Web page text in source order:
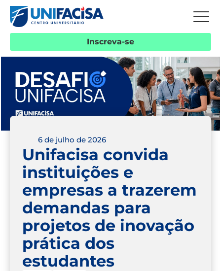
Inscreva-se
6 de julho de 2026
Unifacisa convida
instituições e
empresas a trazerem
demandas para
projetos de inovação
prática dos
estudantes